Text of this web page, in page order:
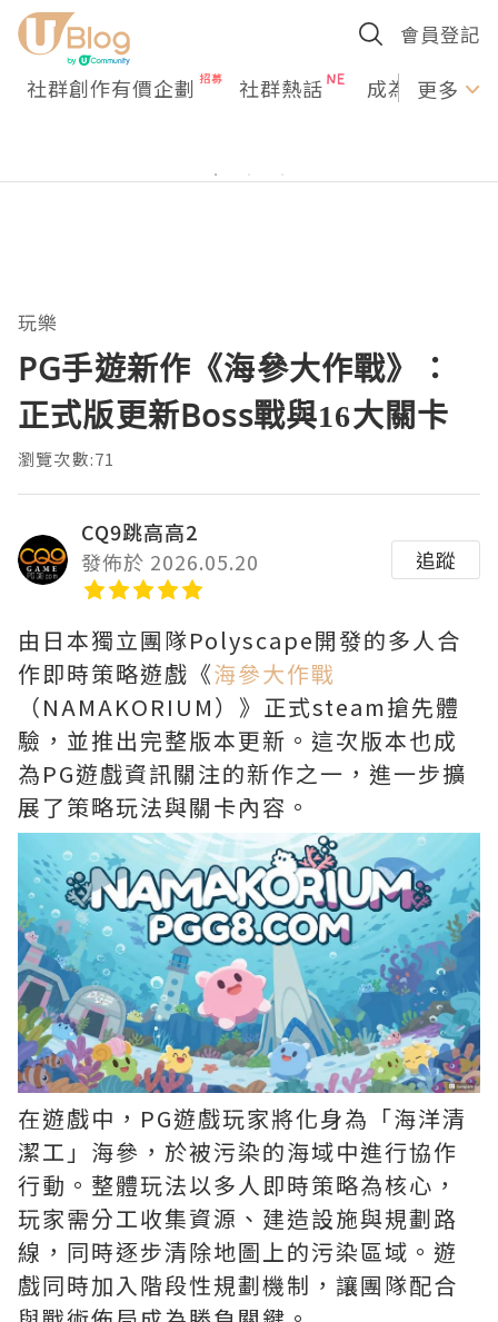
會員登記
社群創作有價企劃 社群熱話 成為U更多
玩樂
PG手遊新作《海參大作戰》：
正式版更新Boss戰與16大關卡
瀏覽次數:71
CQ9跳高高2
發佈於 2026.05.20
追蹤
由日本獨立團隊Polyscape開發的多人合
作即時策略遊戲《海參大作戰
（NAMAKORIUM）》正式steam搶先體
驗，並推出完整版本更新。這次版本也成
為PG遊戲資訊關注的新作之一，進一步擴
展了策略玩法與關卡內容。
在遊戲中，PG遊戲玩家將化身為「海洋清
潔工」海參，於被污染的海域中進行協作
行動。整體玩法以多人即時策略為核心，
玩家需分工收集資源、建造設施與規劃路
線，同時逐步清除地圖上的污染區域。遊
戲同時加入階段性規劃機制，讓團隊配合